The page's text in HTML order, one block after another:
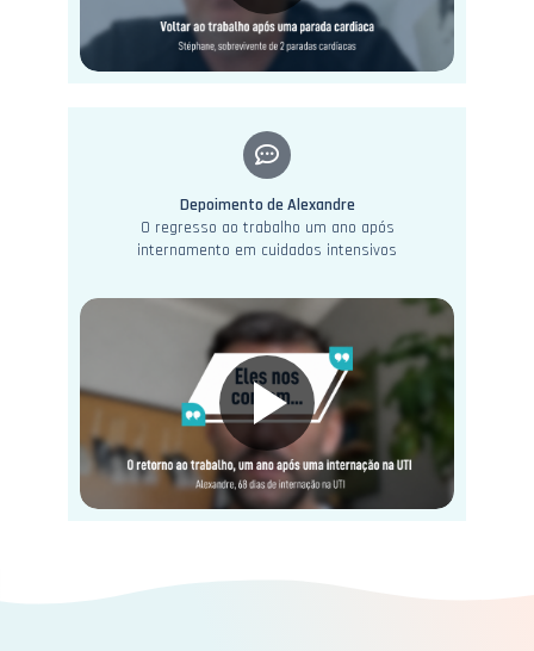
Depoimento de Alexandre
O regresso ao trabalho um ano após
internamento em cuidados intensivos